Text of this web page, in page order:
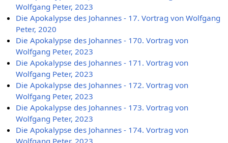
Wolfgang Peter, 2023
Die Apokalypse des Johannes - 17. Vortrag von Wolfgang
Peter, 2020
Die Apokalypse des Johannes - 170. Vortrag von
Wolfgang Peter, 2023
Die Apokalypse des Johannes - 171. Vortrag von
Wolfgang Peter, 2023
Die Apokalypse des Johannes - 172. Vortrag von
Wolfgang Peter, 2023
Die Apokalypse des Johannes - 173. Vortrag von
Wolfgang Peter, 2023
Die Apokalypse des Johannes - 174. Vortrag von